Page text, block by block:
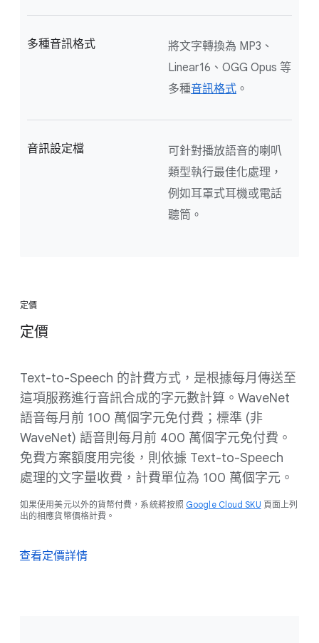
多種音訊格式
將文字轉換為 MP3、
Linear16、OGG Opus 等
多種音訊格式 。
音訊設定檔
可針對播放語音的喇叭
類型執行最佳化處理，
例如耳罩式耳機或電話
聽筒。
定價
定價
Text-to-Speech 的計費方式，是根據每月傳送至
這項服務進行音訊合成的字元數計算。WaveNet
語音每月前 100 萬個字元免付費；標準 (非
WaveNet) 語音則每月前 400 萬個字元免付費。
免費方案額度用完後，則依據 Text-to-Speech
處理的文字量收費，計費單位為 100 萬個字元。
如果使用美元以外的貨幣付費，系統將按照 Google Cloud SKU 頁面上列
出的相應貨幣價格計費。
查看定價詳情